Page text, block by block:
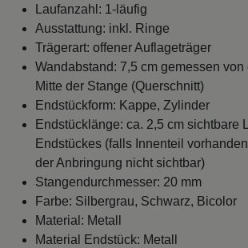
Laufanzahl: 1-läufig
Ausstattung: inkl. Ringe
Trägerart: offener Auflageträger
Wandabstand: 7,5 cm gemessen von
Mitte der Stange (Querschnitt)
Endstückform: Kappe, Zylinder
Endstücklänge: ca. 2,5 cm sichtbare
Endstückes (falls Innenteil
der Anbringung nicht sichtbar)
Stangendurchmesser: 20 mm
Farbe: Silbergrau, Schwarz, Bicolor
Material: Metall
Material Endstück: Metall